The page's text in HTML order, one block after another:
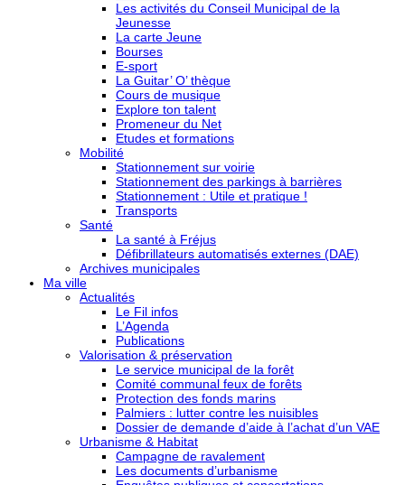
Les activités du Conseil Municipal de la
Jeunesse
La carte Jeune
Bourses
E-sport
La Guitar’ O’ thèque
Cours de musique
Explore ton talent
Promeneur du Net
Etudes et formations
Mobilité
Stationnement sur voirie
Stationnement des parkings à barrières
Stationnement : Utile et pratique !
Transports
Santé
La santé à Fréjus
Défibrillateurs automatisés externes (DAE)
Archives municipales
Ma ville
Actualités
Le Fil infos
L’Agenda
Publications
Valorisation & préservation
Le service municipal de la forêt
Comité communal feux de forêts
Protection des fonds marins
Palmiers : lutter contre les nuisibles
Dossier de demande d’aide à l’achat d’un VAE
Urbanisme & Habitat
Campagne de ravalement
Les documents d’urbanisme